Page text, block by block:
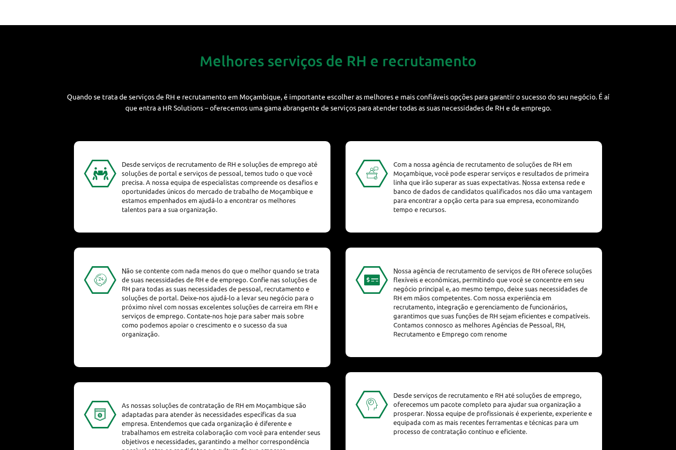
Melhores serviços de RH e recrutamento
Quando se trata de serviços de RH e recrutamento em Moçambique, é importante escolher as melhores e mais confiáveis opções para garantir o sucesso do seu negócio. É aí
que entra a HR Solutions – oferecemos uma gama abrangente de serviços para atender todas as suas necessidades de RH e de emprego.
Desde serviços de recrutamento de RH e soluções de emprego até
soluções de portal e serviços de pessoal, temos tudo o que você
precisa. A nossa equipa de especialistas compreende os desafios e
oportunidades únicos do mercado de trabalho de Moçambique e
estamos empenhados em ajudá-lo a encontrar os melhores
talentos para a sua organização.
Não se contente com nada menos do que o melhor quando se trata
de suas necessidades de RH e de emprego. Confie nas soluções de
RH para todas as suas necessidades de pessoal, recrutamento e
soluções de portal. Deixe-nos ajudá-lo a levar seu negócio para o
próximo nível com nossas excelentes soluções de carreira em RH e
serviços de emprego. Contate-nos hoje para saber mais sobre
como podemos apoiar o crescimento e o sucesso da sua
organização.
As nossas soluções de contratação de RH em Moçambique são
adaptadas para atender às necessidades específicas da sua
empresa. Entendemos que cada organização é diferente e
trabalhamos em estreita colaboração com você para entender seus
objetivos e necessidades, garantindo a melhor correspondência
Com a nossa agência de recrutamento de soluções de RH em
Moçambique, você pode esperar serviços e resultados de primeira
linha que irão superar as suas expectativas. Nossa extensa rede e
banco de dados de candidatos qualificados nos dão uma vantagem
para encontrar a opção certa para sua empresa, economizando
tempo e recursos.
Nossa agência de recrutamento de serviços de RH oferece soluções
flexíveis e econômicas, permitindo que você se concentre em seu
negócio principal e, ao mesmo tempo, deixe suas necessidades de
RH em mãos competentes. Com nossa experiência em
recrutamento, integração e gerenciamento de funcionários,
garantimos que suas funções de RH sejam eficientes e compatíveis.
Contamos connosco as melhores Agências de Pessoal, RH,
Recrutamento e Emprego com renome
Desde serviços de recrutamento e RH até soluções de emprego,
oferecemos um pacote completo para ajudar sua organização a
prosperar. Nossa equipe de profissionais é experiente, experiente e
equipada com as mais recentes ferramentas e técnicas para um
processo de contratação contínuo e eficiente.